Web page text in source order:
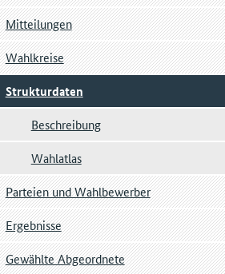
Mitteilungen
Wahlkreise
Strukturdaten
Beschreibung
Wahlatlas
Parteien und Wahlbewerber
Ergebnisse
Gewählte Abgeordnete